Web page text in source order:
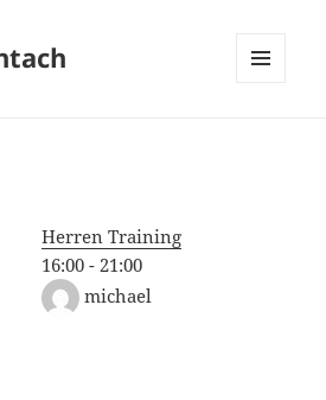
Herren Training
16:00 -21:00
michael